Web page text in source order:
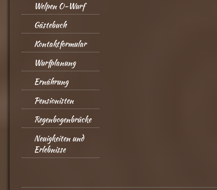
Welpen O-Wurf
Gästebuch
Kontaktformular
Wurfplanung
Ernährung
Pensionisten
Regenbogenbrücke
Neuigkeiten und
Erlebnisse